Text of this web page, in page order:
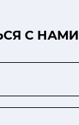
С НАМИ